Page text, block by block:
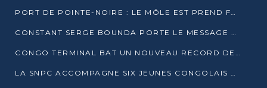
PORT DE POINTE-NOIRE : LE MÔLE EST PREND FORME ET VISE LES GÉANTS DES MERS
CONSTANT SERGE BOUNDA PORTE LE MESSAGE DE COMPASSION DE DENIS SASSOU NGUESSO EN IRAN
CONGO TERMINAL BAT UN NOUVEAU RECORD DE PRODUCTIVITÉ AU PORT DE POINTE-NOIRE
LA SNPC ACCOMPAGNE SIX JEUNES CONGOLAIS AUX OLYMPIADES PANAFRICAINES DE MATHÉMATIQUES